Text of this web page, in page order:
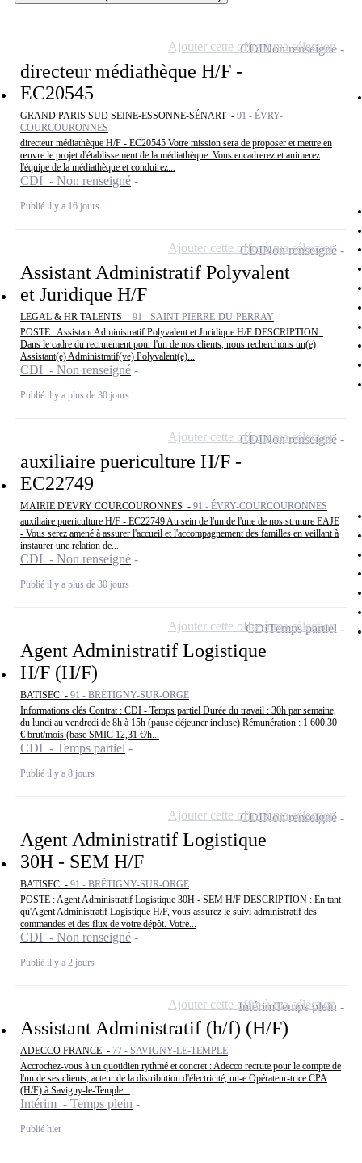
directeur médiathèque H/F -
EC20545
GRAND PARIS SUD SEINE-ESSONNE-SÉNART - 91 - ÉVRY-
COURCOURONNES
directeur médiathèque H/F - EC20545 Votre mission sera de proposer et mettre en
œuvre le projet d'établissement de la médiathèque. Vous encadrerez et animerez
l'équipe de la médiathèque et conduirez...
CDI - Non renseigné
Publié il y a 16 jours
CDINon renseigné
Ajouter cette offre à ma sélection
Assistant Administratif Polyvalent
et Juridique H/F
LEGAL & HR TALENTS - 91 - SAINT-PIERRE-DU-PERRAY
POSTE : Assistant Administratif Polyvalent et Juridique H/F DESCRIPTION :
Dans le cadre du recrutement pour l'un de nos clients, nous recherchons un(e)
Assistant(e) Administratif(ve) Polyvalent(e)...
CDI - Non renseigné
Publié il y a plus de 30 jours
CDINon renseigné
Ajouter cette offre à ma sélection
auxiliaire puericulture H/F -
EC22749
MAIRIE D'EVRY COURCOURONNES - 91 - ÉVRY-COURCOURONNES
auxiliaire puericulture H/F - EC22749 Au sein de l'un de l'une de nos struture EAJE
- Vous serez amené à assurer l'accueil et l'accompagnement des familles en veillant à
instaurer une relation de...
CDI - Non renseigné
Publié il y a plus de 30 jours
CDINon renseigné
Ajouter cette offre à ma sélection
Agent Administratif Logistique
H/F (H/F)
BATISEC - 91 - BRÉTIGNY-SUR-ORGE
Informations clés Contrat : CDI - Temps partiel Durée du travail : 30h par semaine,
du lundi au vendredi de 8h à 15h (pause déjeuner incluse) Rémunération : 1 600,30
€ brut/mois (base SMIC 12,31 €/h...
CDI - Temps partiel
Publié il y a 8 jours
CDITemps partiel
Ajouter cette offre à ma sélection
Agent Administratif Logistique
30H - SEM H/F
BATISEC - 91 - BRÉTIGNY-SUR-ORGE
POSTE : Agent Administratif Logistique 30H - SEM H/F DESCRIPTION : En tant
qu'Agent Administratif Logistique H/F, vous assurez le suivi administratif des
commandes et des flux de votre dépôt. Votre...
CDI - Non renseigné
Publié il y a 2 jours
CDINon renseigné
Ajouter cette offre à ma sélection
Assistant Administratif (h/f) (H/F)
ADECCO FRANCE - 77 - SAVIGNY-LE-TEMPLE
Accrochez-vous à un quotidien rythmé et concret : Adecco recrute pour le compte de
l'un de ses clients, acteur de la distribution d'électricité, un-e Opérateur-trice CPA
(H/F) à Savigny-le-Temple...
Intérim - Temps plein
Publié hier
IntérimTemps plein
Ajouter cette offre à ma sélection